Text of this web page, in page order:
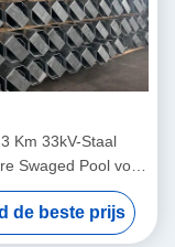
Km 33kV-Staal
Swaged Pool voor
van de
de beste prijs